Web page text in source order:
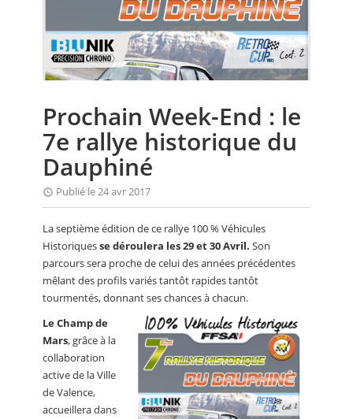
FOCUS
ANNUAIRES
PETITES ANNONCES
Prochain Week-End : le
7e rallye historique du
Dauphiné
Publié le 24 avr 2017
La septième édition de ce rallye 100 % Véhicules
Historiquesse déroulera les 29 et 30 Avril. Son
parcours sera proche de celui des années précédentes
mêlant des profils variés tantôt rapides tantôt
tourmentés, donnant ses chances à chacun.
Le Champ de
Mars, grâce à la
collaboration
active de la Ville
de Valence,
accueillera dans